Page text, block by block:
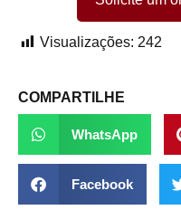
Visualizações: 242
COMPARTILHE
WhatsApp
Facebook